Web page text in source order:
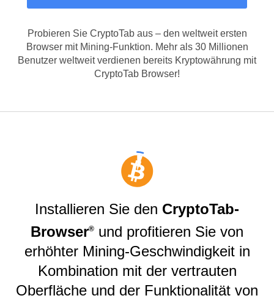
Probieren Sie CryptoTab aus – den weltweit ersten
Browser mit Mining-Funktion. Mehr als 30 Millionen
Benutzer weltweit verdienen bereits Kryptowährung mit
CryptoTab Browser!
Installieren Sie den CryptoTab-
Browser®️ und profitieren Sie von
erhöhter Mining-Geschwindigkeit in
Kombination mit der vertrauten
Oberfläche und der Funktionalität von